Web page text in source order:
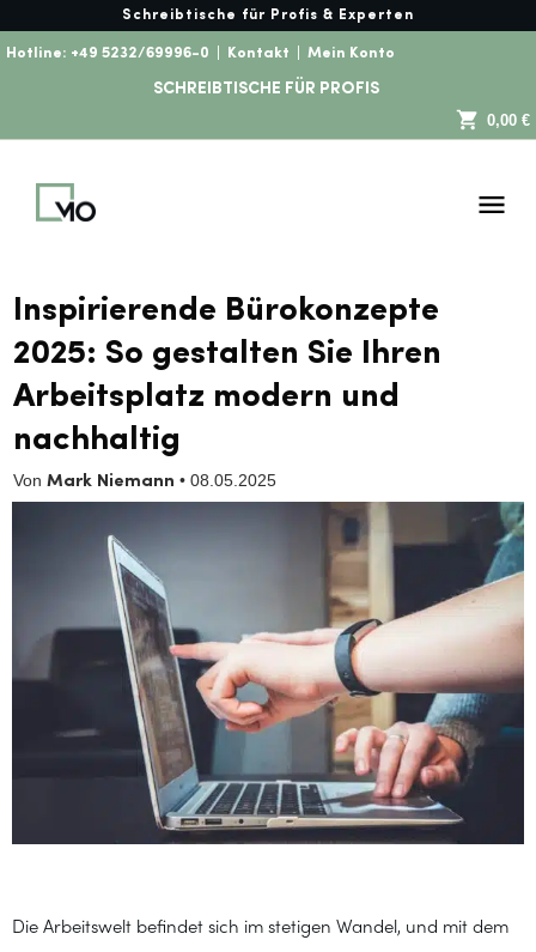
Schreibtische für Profis & Experten
Hotline: +49 5232/69996-0 Kontakt Mein Konto
SCHREIBTISCHE FÜR PROFIS
0,00 €
Inspirierende Bürokonzepte
2025: So gestalten Sie Ihren
Arbeitsplatz modern und
nachhaltig
Von Mark Niemann • 08.05.2025
Die Arbeitswelt befindet sich im stetigen Wandel, und mit dem